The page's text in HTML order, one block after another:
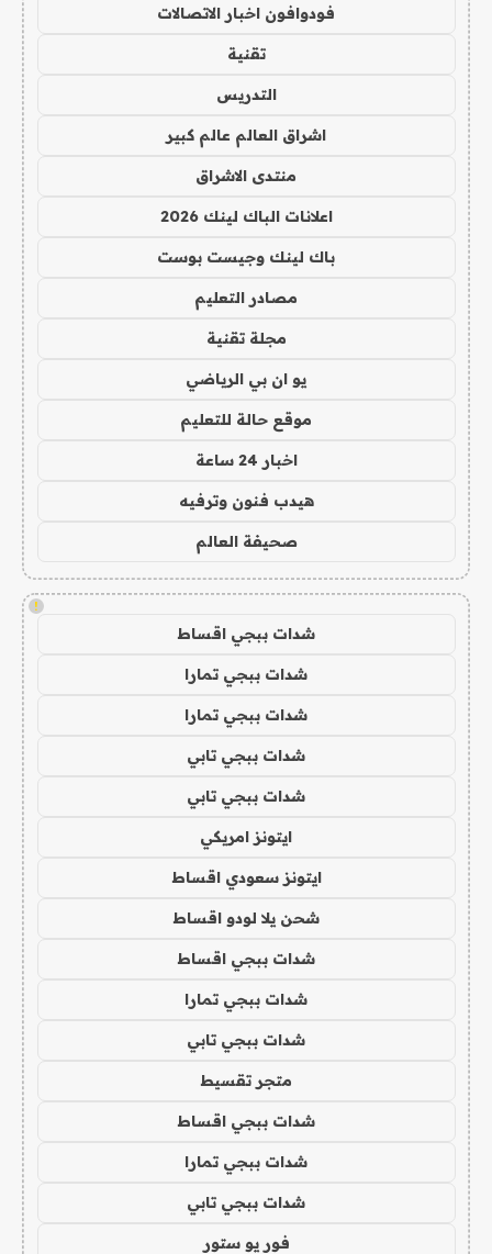
فودوافون اخبار الاتصالات
تقنية
التدريس
اشراق العالم عالم كبير
منتدى الاشراق
اعلانات الباك لينك 2026
باك لينك وجيست بوست
مصادر التعليم
مجلة تقنية
يو ان بي الرياضي
موقع حالة للتعليم
اخبار 24 ساعة
هيدب فنون وترفيه
صحيفة العالم
!
شدات ببجي اقساط
شدات ببجي تمارا
شدات ببجي تمارا
شدات ببجي تابي
شدات ببجي تابي
ايتونز امريكي
ايتونز سعودي اقساط
شحن يلا لودو اقساط
شدات ببجي اقساط
شدات ببجي تمارا
شدات ببجي تابي
متجر تقسيط
شدات ببجي اقساط
شدات ببجي تمارا
شدات ببجي تابي
فور يو ستور